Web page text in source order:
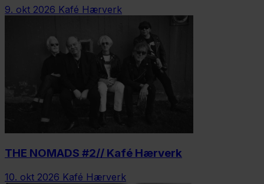
9. okt 2026 Kafé Hærverk
THE NOMADS #2// Kafé Hærverk
10. okt 2026 Kafé Hærverk